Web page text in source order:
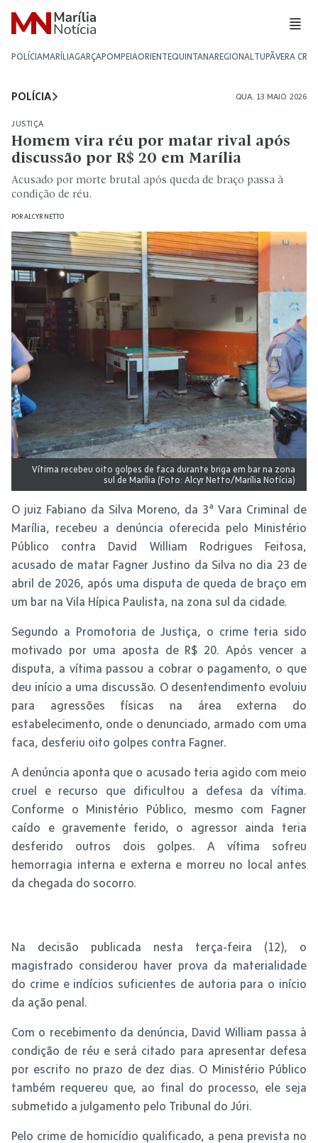
POLÍCIAMARÍLIAGARÇAPOMPEIAORIENTEQUINTANAREGIONALTUPÃVERA CRUZ
POLÍCIA QUA. 13 MAIO. 2026
JUSTIÇA
Homem vira réu por matar rival após
discussão por R$ 20 em Marília
Acusado por morte brutal após queda de braço passa à
condição de réu.
PORALCYR NETTO
Vítima recebeu oito golpes de faca durante briga em bar na zona
sul de Marília (Foto: Alcyr Netto/Marília Notícia)
O juiz Fabiano da Silva Moreno, da 3ª Vara Criminal de
Marília, recebeu a denúncia oferecida pelo Ministério
Público contra David William Rodrigues Feitosa,
acusado de matar Fagner Justino da Silva no dia 23 de
abril de 2026, após uma disputa de queda de braço em
um bar na Vila Hípica Paulista, na zona sul da cidade.
Segundo a Promotoria de Justiça, o crime teria sido
motivado por uma aposta de R$ 20. Após vencer a
disputa, a vítima passou a cobrar o pagamento, o que
deu início a uma discussão. O desentendimento evoluiu
para agressões físicas na área externa do
estabelecimento, onde o denunciado, armado com uma
faca, desferiu oito golpes contra Fagner.
A denúncia aponta que o acusado teria agido com meio
cruel e recurso que dificultou a defesa da vítima.
Conforme o Ministério Público, mesmo com Fagner
caído e gravemente ferido, o agressor ainda teria
desferido outros dois golpes. A vítima sofreu
hemorragia interna e externa e morreu no local antes
da chegada do socorro.
Na decisão publicada nesta terça-feira (12), o
magistrado considerou haver prova da materialidade
do crime e indícios suficientes de autoria para o início
da ação penal.
Com o recebimento da denúncia, David William passa à
condição de réu e será citado para apresentar defesa
por escrito no prazo de dez dias. O Ministério Público
também requereu que, ao final do processo, ele seja
submetido a julgamento pelo Tribunal do Júri.
Pelo crime de homicídio qualificado, a pena prevista no